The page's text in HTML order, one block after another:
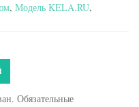
, Модель KELA.RU,
Обязательные